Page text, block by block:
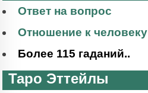
Ответ на вопрос
Отношение к человеку
Более 115 гаданий..
Таро Эттейлы